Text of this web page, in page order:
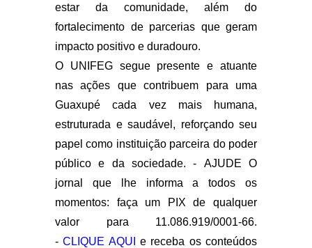
estar da comunidade, além do
fortalecimento de parcerias que geram
impacto positivo e duradouro.
O UNIFEG segue presente e atuante
nas ações que contribuem para uma
Guaxupé cada vez mais humana,
estruturada e saudável, reforçando seu
papel como instituição parceira do poder
público e da sociedade. - AJUDE O
jornal que lhe informa a todos os
momentos: faça um PIX de qualquer
valor para 11.086.919/0001-66.
-CLIQUE AQUI
e receba os conteúdos